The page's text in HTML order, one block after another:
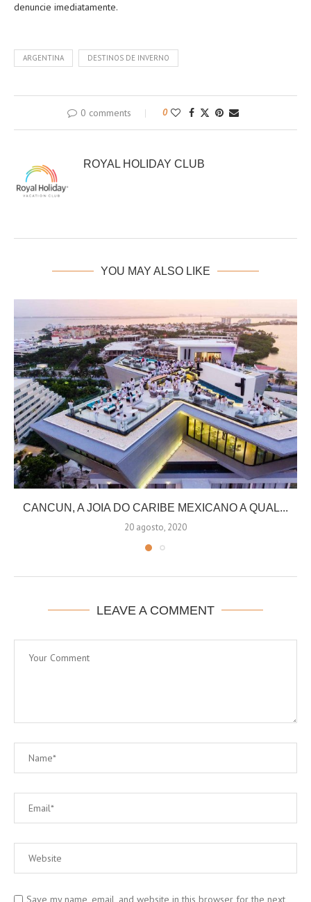
denuncie imediatamente.
ARGENTINA DESTINOS DE INVERNO
0 comments 0
ROYAL HOLIDAY CLUB
YOU MAY ALSO LIKE
CANCUN, A JOIA DO CARIBE MEXICANO A QUAL...
20 agosto, 2020
LEAVE A COMMENT
Save my name, email, and website in this browser for the next